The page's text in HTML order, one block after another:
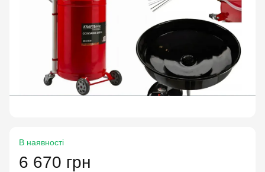
В наявності
6 670 грн